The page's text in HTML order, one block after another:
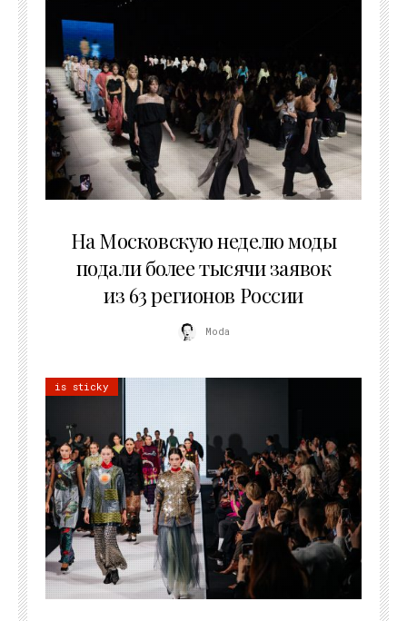
На Московскую неделю моды
подали более тысячи заявок
из 63 регионов России
Moda
is sticky